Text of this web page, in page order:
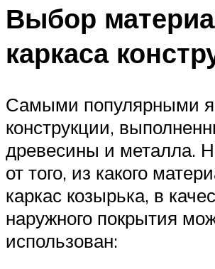
Выбор
каркаса
Самыми популярными
конструкции,
древесины и металла.
от того, из какого
каркас козырька, в
наружного покрытия
использован: